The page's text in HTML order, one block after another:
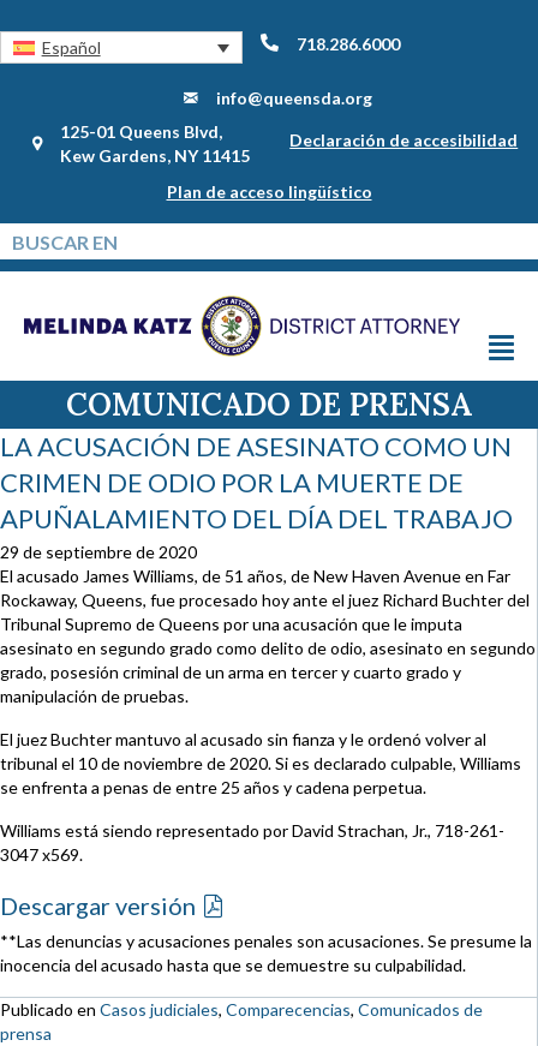
Español 718.286.6000
info@queensda.org
125-01 Queens Blvd,
Kew Gardens, NY 11415
Declaración de accesibilidad
Plan de acceso lingüístico
COMUNICADO DE PRENSA
LA ACUSACIÓN DE ASESINATO COMO UN
CRIMEN DE ODIO POR LA MUERTE DE
APUÑALAMIENTO DEL DÍA DEL TRABAJO
29 de septiembre de 2020
El acusado James Williams, de 51 años, de New Haven Avenue en Far
Rockaway, Queens, fue procesado hoy ante el juez Richard Buchter del
Tribunal Supremo de Queens por una acusación que le imputa
asesinato en segundo grado como delito de odio, asesinato en segundo
grado, posesión criminal de un arma en tercer y cuarto grado y
manipulación de pruebas.
El juez Buchter mantuvo al acusado sin fianza y le ordenó volver al
tribunal el 10 de noviembre de 2020. Si es declarado culpable, Williams
se enfrenta a penas de entre 25 años y cadena perpetua.
Williams está siendo representado por David Strachan, Jr., 718-261-
3047 x569.
Descargar versión
**Las denuncias y acusaciones penales son acusaciones. Se presume la
inocencia del acusado hasta que se demuestre su culpabilidad.
Publicado en Casos judiciales, Comparecencias, Comunicados de
prensa